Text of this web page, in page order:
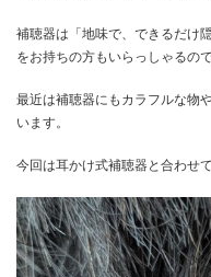
補聴器は「地味で、できるだけ
をお持ちの方もいらっしゃるの
最近は補聴器にもカラフルな物
います。
今回は耳かけ式補聴器と合わせ